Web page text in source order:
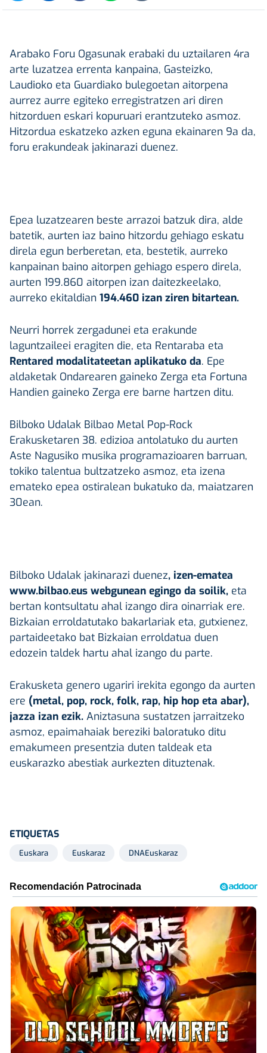
Arabako Foru Ogasunak erabaki du uztailaren 4ra
arte luzatzea errenta kanpaina, Gasteizko,
Laudioko eta Guardiako bulegoetan aitorpena
aurrez aurre egiteko erregistratzen ari diren
hitzorduen eskari kopuruari erantzuteko asmoz.
Hitzordua eskatzeko azken eguna ekainaren 9a da,
foru erakundeak jakinarazi duenez.
Epea luzatzearen beste arrazoi batzuk dira, alde
batetik, aurten iaz baino hitzordu gehiago eskatu
direla egun berberetan, eta, bestetik, aurreko
kanpainan baino aitorpen gehiago espero direla,
aurten 199.860 aitorpen izan daitezkeelako,
aurreko ekitaldian 194.460 izan ziren bitartean.
Neurri horrek zergadunei eta erakunde
laguntzaileei eragiten die, eta Rentaraba eta
Rentared modalitateetan aplikatuko da. Epe
aldaketak Ondarearen gaineko Zerga eta Fortuna
Handien gaineko Zerga ere barne hartzen ditu.
Bilboko Udalak Bilbao Metal Pop-Rock
Erakusketaren 38. edizioa antolatuko du aurten
Aste Nagusiko musika programazioaren barruan,
tokiko talentua bultzatzeko asmoz, eta izena
emateko epea ostiralean bukatuko da, maiatzaren
30ean.
Bilboko Udalak jakinarazi duenez, izen-ematea
www.bilbao.eus webgunean egingo da soilik, eta
bertan kontsultatu ahal izango dira oinarriak ere.
Bizkaian erroldatutako bakarlariak eta, gutxienez,
partaideetako bat Bizkaian erroldatua duen
edozein taldek hartu ahal izango du parte.
Erakusketa genero ugariri irekita egongo da aurten
ere (metal, pop, rock, folk, rap, hip hop eta abar),
jazza izan ezik. Aniztasuna sustatzen jarraitzeko
asmoz, epaimahaiak bereziki baloratuko ditu
emakumeen presentzia duten taldeak eta
euskarazko abestiak aurkezten dituztenak.
ETIQUETAS
Euskara Euskaraz DNAEuskaraz